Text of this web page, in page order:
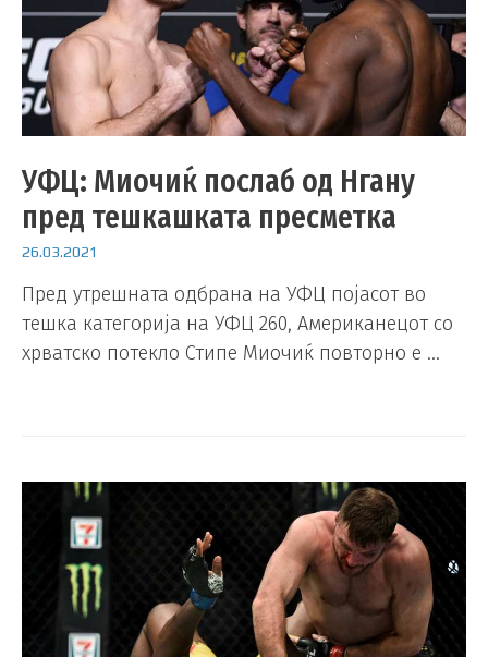
УФЦ: Миочиќ послаб од Нгану
пред тешкашката пресметка
26.03.2021
Пред утрешната одбрана на УФЦ појасот во
тешка категорија на УФЦ 260, Американецот со
хрватско потекло Стипе Миочиќ повторно е …